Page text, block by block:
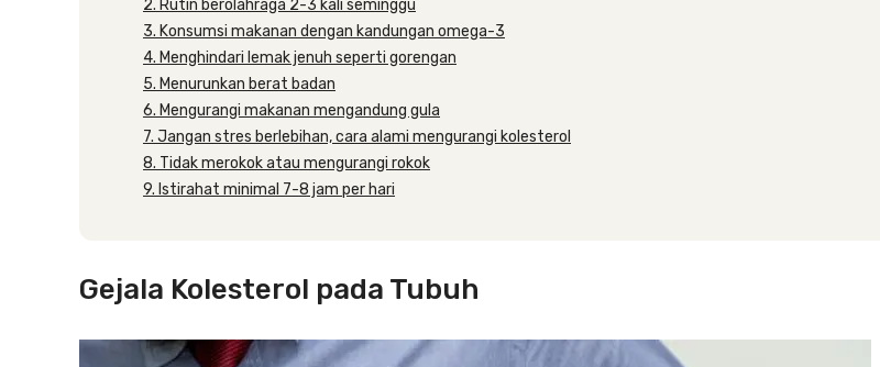
2. Rutin berolahraga 2-3 kali seminggu
3. Konsumsi makanan dengan kandungan omega-3
4. Menghindari lemak jenuh seperti gorengan
5. Menurunkan berat badan
6. Mengurangi makanan mengandung gula
7. Jangan stres berlebihan, cara alami mengurangi kolesterol
8. Tidak merokok atau mengurangi rokok
9. Istirahat minimal 7-8 jam per hari
Gejala Kolesterol pada Tubuh